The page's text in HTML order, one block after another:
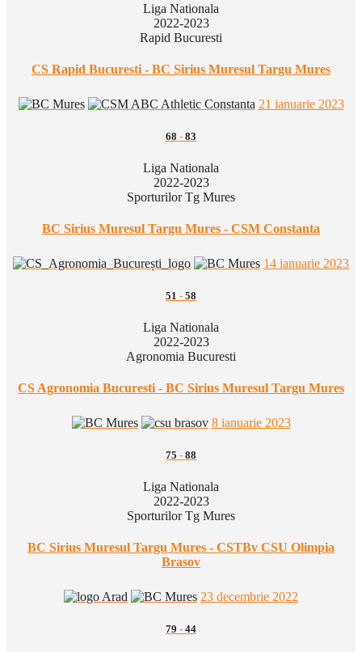
Liga Nationala
2022-2023
Rapid Bucuresti
CS Rapid Bucuresti - BC Sirius Muresul Targu Mures
21 ianuarie 2023
68 - 83
Liga Nationala
2022-2023
Sporturilor Tg Mures
BC Sirius Muresul Targu Mures - CSM Constanta
14 ianuarie 2023
51 - 58
Liga Nationala
2022-2023
Agronomia Bucuresti
CS Agronomia Bucuresti - BC Sirius Muresul Targu Mures
8 ianuarie 2023
75 - 88
Liga Nationala
2022-2023
Sporturilor Tg Mures
BC Sirius Muresul Targu Mures - CSTBv CSU Olimpia
Brasov
23 decembrie 2022
79 - 44